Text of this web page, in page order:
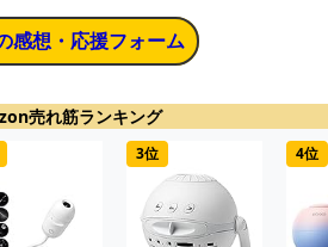
感想・応援フォーム
売れ筋ランキング
3位 4位